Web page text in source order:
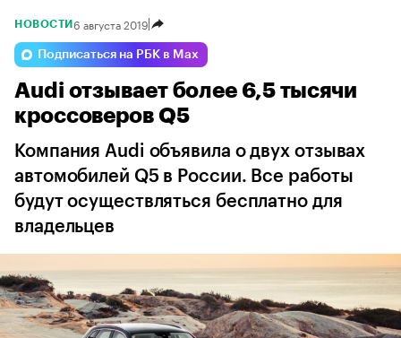
Omoda Jaecoo
Geely Lada Esteo
НОВОСТИ 6 августа 2019
Подписаться на РБК в Max
Audi отзывает более 6,5 тысячи
кроссоверов Q5
Компания Audi объявила о двух отзывах
автомобилей Q5 в России. Все работы
будут осуществляться бесплатно для
владельцев